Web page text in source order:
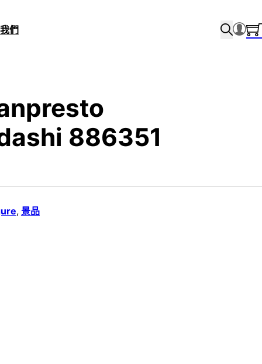
們
886351
, 景品